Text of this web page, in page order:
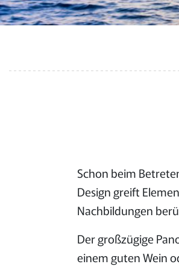
Schon beim
Design greift
Nachbildungen
Der großzügige
einem guten Wein